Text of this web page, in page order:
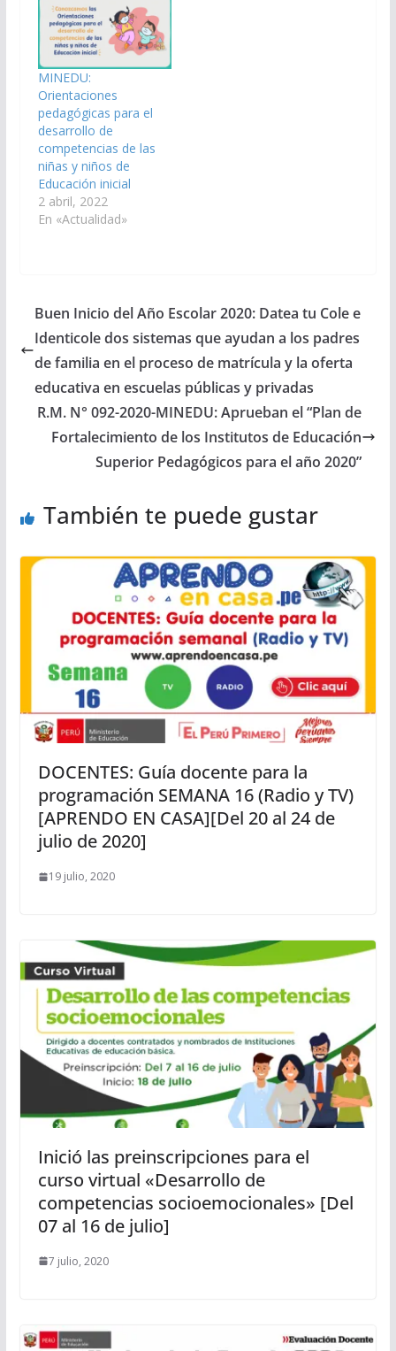
MINEDU:
Orientaciones
pedagógicas para el
desarrollo de
competencias de las
niñas y niños de
Educación inicial
2 abril, 2022
En «Actualidad»
Buen Inicio del Año Escolar 2020: Datea tu Cole e
Identicole dos sistemas que ayudan a los padres
de familia en el proceso de matrícula y la oferta
educativa en escuelas públicas y privadas
R.M. N° 092-2020-MINEDU: Aprueban el “Plan de
Fortalecimiento de los Institutos de Educación
Superior Pedagógicos para el año 2020”
También te puede gustar
DOCENTES: Guía docente para la
programación SEMANA 16 (Radio y TV)
[APRENDO EN CASA][Del 20 al 24 de
julio de 2020]
19 julio, 2020
Inició las preinscripciones para el
curso virtual «Desarrollo de
competencias socioemocionales» [Del
07 al 16 de julio]
7 julio, 2020